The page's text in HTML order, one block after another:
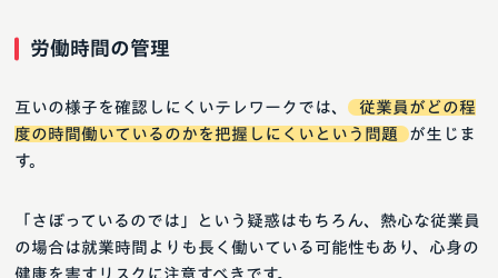
労働時間の管理
互いの様子を確認しにくいテレワークでは、
従業員がどの程
度の時間働いているのかを把握しにくいという問題
が生じま
す。
「さぼっているのでは」という疑惑はもちろん、熱心な従業員
の場合は就業時間よりも長く働いている可能性もあり、心身の
健康を害すリスクに注意すべきです。